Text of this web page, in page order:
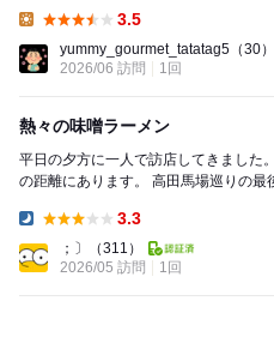
3.5
yummy_gourmet_tatatag5 （30）
2026/06 訪問
1回
熱々の味噌ラーメン
平日の夕方に一人で訪店してきました。 JR高田馬場駅からは徒歩で5分
の距離にあります。 高田馬場巡りの最後のお店となりました。 かつてこ
3.3
；〕
（311）
2026/05 訪問
1回